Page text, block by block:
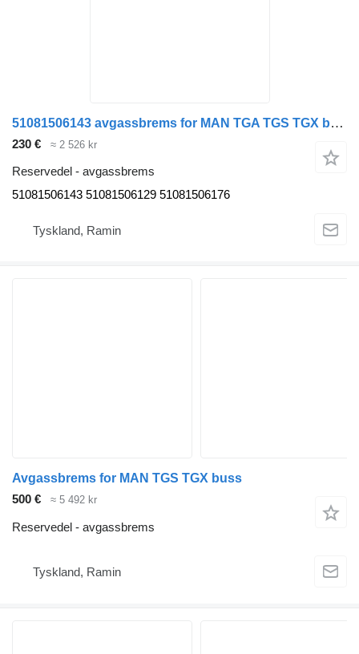
51081506143 avgassbrems for MAN TGA TGS TGX buss
230 € ≈ 2 526 kr
Reservedel - avgassbrems
51081506143 51081506129 51081506176
Tyskland, Ramin
Avgassbrems for MAN TGS TGX buss
500 €
≈ 5 492 kr
Reservedel - avgassbrems
Tyskland, Ramin